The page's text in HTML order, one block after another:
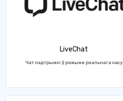
LiveChat
Чат падтрымкі ў рэжыме рэальнага часу